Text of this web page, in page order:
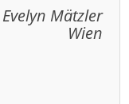
Mätzler
Wien